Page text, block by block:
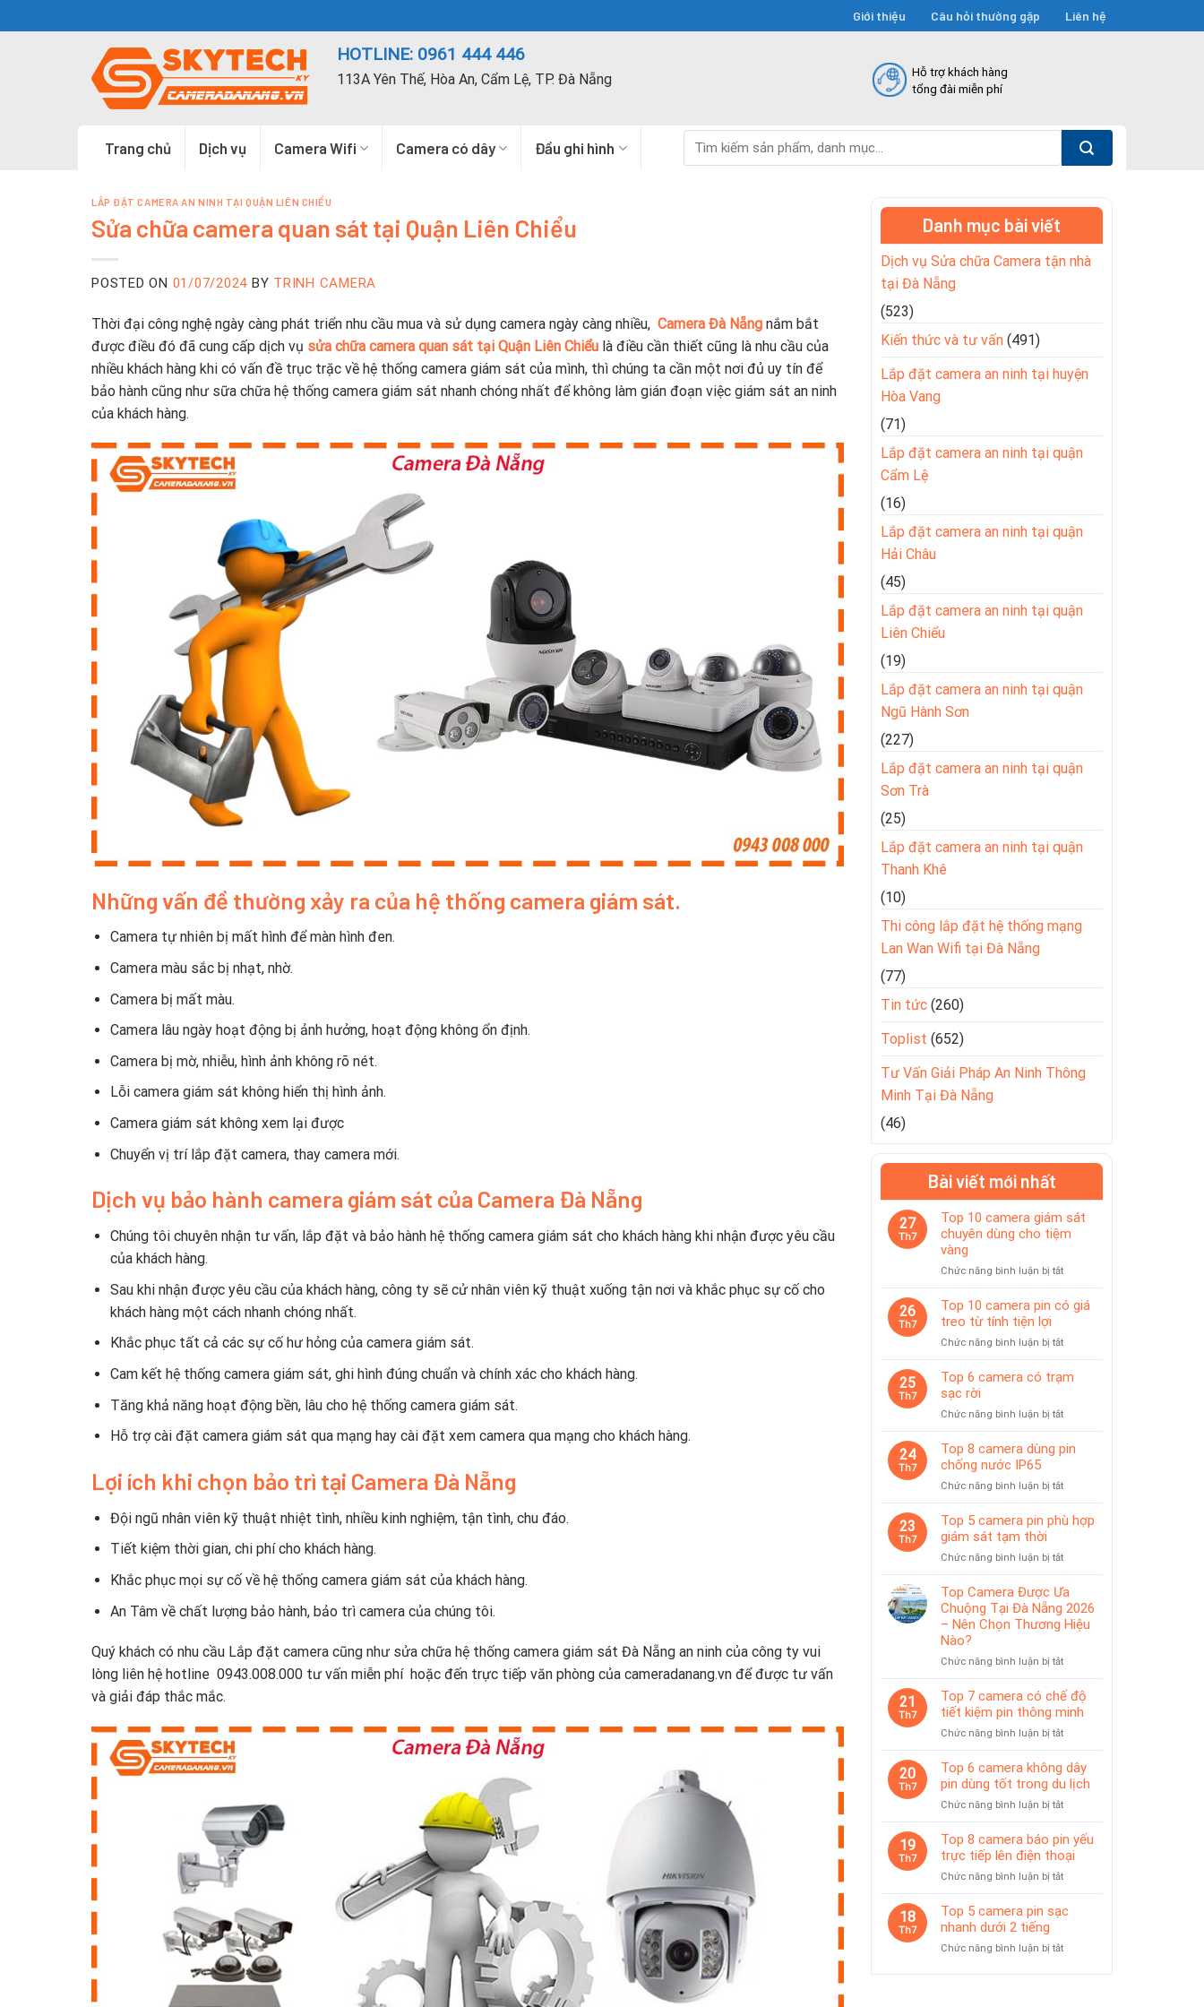
to
Giới thiệu Câu hỏi thường gặp Liên hệ
HOTLINE: 0961 444 446
113A Yên Thế, Hòa An, Cẩm Lệ, TP. Đà Nẵng
Hỗ trợ khách hàng
tổng đài miễn phí
Trang chủ Dịch vụ Camera Wifi Camera có dây Đầu ghi hình
kiếm:
LẮP ĐẶT CAMERA AN NINH TẠI QUẬN LIÊN CHIỂU
Sửa chữa camera quan sát tại Quận Liên Chiểu
POSTED ON 01/07/2024 BY TRINH CAMERA
Thời đại công nghệ ngày càng phát triển nhu cầu mua và sử dụng camera ngày càng nhiều, Camera Đà Nẵng nắm bắt
được điều đó đã cung cấp dịch vụ sửa chữa camera quan sát tại Quận Liên Chiểu là điều cần thiết cũng là nhu cầu của
nhiều khách hàng khi có vấn đề trục trặc về hệ thống camera giám sát của mình, thì chúng ta cần một nơi đủ uy tín để
bảo hành cũng như sữa chữa hệ thống camera giám sát nhanh chóng nhất để không làm gián đoạn việc giám sát an ninh
của khách hàng.
Những vấn đề thường xảy ra của hệ thống camera giám sát.
Camera tự nhiên bị mất hình để màn hình đen.
Camera màu sắc bị nhạt, nhờ.
Camera bị mất màu.
Camera lâu ngày hoạt động bị ảnh hưởng, hoạt động không ổn định.
Camera bị mờ, nhiễu, hình ảnh không rõ nét.
Lỗi camera giám sát không hiển thị hình ảnh.
Camera giám sát không xem lại được
Chuyển vị trí lắp đặt camera, thay camera mới.
Dịch vụ bảo hành camera giám sát của Camera Đà Nẵng
Chúng tôi chuyên nhận tư vấn, lắp đặt và bảo hành hệ thống camera giám sát cho khách hàng khi nhận được yêu cầu
của khách hàng.
Sau khi nhận được yêu cầu của khách hàng, công ty sẽ cử nhân viên kỹ thuật xuống tận nơi và khắc phục sự cố cho
khách hàng một cách nhanh chóng nhất.
Khắc phục tất cả các sự cố hư hỏng của camera giám sát.
Cam kết hệ thống camera giám sát, ghi hình đúng chuẩn và chính xác cho khách hàng.
Tăng khả năng hoạt động bền, lâu cho hệ thống camera giám sát.
Hỗ trợ cài đặt camera giám sát qua mạng hay cài đặt xem camera qua mạng cho khách hàng.
Lợi ích khi chọn bảo trì tại Camera Đà Nẵng
Đội ngũ nhân viên kỹ thuật nhiệt tình, nhiều kinh nghiệm, tận tình, chu đáo.
Tiết kiệm thời gian, chi phí cho khách hàng.
Khắc phục mọi sự cố về hệ thống camera giám sát của khách hàng.
An Tâm về chất lượng bảo hành, bảo trì camera của chúng tôi.
Quý khách có nhu cầu Lắp đặt camera cũng như sửa chữa hệ thống camera giám sát Đà Nẵng an ninh của công ty vui
lòng liên hệ hotline 0943.008.000 tư vấn miễn phí hoặc đến trực tiếp văn phòng của cameradanang.vn để được tư vấn
và giải đáp thắc mắc.
Danh mục bài viết
Dịch vụ Sửa chữa Camera tận nhà
tại Đà Nẵng
(523)
Kiến thức và tư vấn (491)
Lắp đặt camera an ninh tại huyện
Hòa Vang
(71)
Lắp đặt camera an ninh tại quận
Cẩm Lệ
(16)
Lắp đặt camera an ninh tại quận
Hải Châu
(45)
Lắp đặt camera an ninh tại quận
Liên Chiểu
(19)
Lắp đặt camera an ninh tại quận
Ngũ Hành Sơn
(227)
Lắp đặt camera an ninh tại quận
Sơn Trà
(25)
Lắp đặt camera an ninh tại quận
Thanh Khê
(10)
Thi công lắp đặt hệ thống mạng
Lan Wan Wifi tại Đà Nẵng
(77)
Tin tức (260)
Toplist (652)
Tư Vấn Giải Pháp An Ninh Thông
Minh Tại Đà Nẵng
(46)
Bài viết mới nhất
27
Th7
Top 10 camera giám sát
chuyên dùng cho tiệm
vàng
Chức năng bình luận bị tắtở
10
camera
sát
dùng
26
Th7
Top 10 camera pin có giá
treo từ tính tiện lợi
Chức năng bình luận bị tắtở
10
có
treo
25
Th7
Top 6 camera có trạm
sạc rời
Chức năng bình luận bị tắtở
6
trạm
rời
24
Th7
Top 8 camera dùng pin
chống nước IP65
Chức năng bình luận bị tắtở
8
camera
pin
nước
IP65
23
Th7
Top 5 camera pin phù hợp
giám sát tạm thời
Chức năng bình luận bị tắtở
5
camera
pin
phù
giám
tạm
thời
Top Camera Được Ưa
Chuộng Tại Đà Nẵng 2026
– Nên Chọn Thương Hiệu
Nào?
Chức năng bình luận bị tắtở
Camera
Được
Chuộng
Đà
Nẵng
Chọn
Thương
Hiệu
21
Th7
Top 7 camera có chế độ
tiết kiệm pin thông minh
Chức năng bình luận bị tắtở
camera
chế
tiết
kiệm
20
Th7
Top 6 camera không dây
pin dùng tốt trong du lịch
Chức năng bình luận bị tắtở
6
camera
không
dây
dùng
19
Th7
Top 8 camera báo pin yếu
trực tiếp lên điện thoại
Chức năng bình luận bị tắtở
8
pin
18
Th7
Top 5 camera pin sạc
nhanh dưới 2 tiếng
Chức năng bình luận bị tắtở